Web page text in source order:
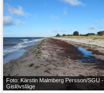
Foto: Kärstin Malmberg Persson/SGU -
Gislövsläge